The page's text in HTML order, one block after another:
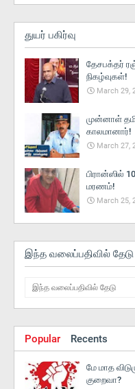
துயர் பகிர்வு
தேசபக்தர்
நிகழ்வுகள்!
March 29,
முன்னாள்
காலமானார்!
March 27,
பிரான்ஸில்
மரணம்!
March 25,
இந்த வலைப்பதிவில் தேடு
Popular Recents
மே மாத
குறைவா?